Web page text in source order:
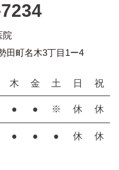
院
田町名木3丁目1ー4
木 金 土 日 祝
● ● ※ 休 休
● ● ● 休 休